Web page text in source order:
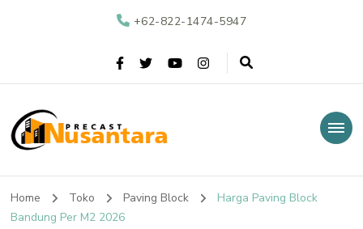
+62-822-1474-5947
Nusantara Precast
Home Toko Paving Block
Harga Paving Block
Bandung Per M2 2026